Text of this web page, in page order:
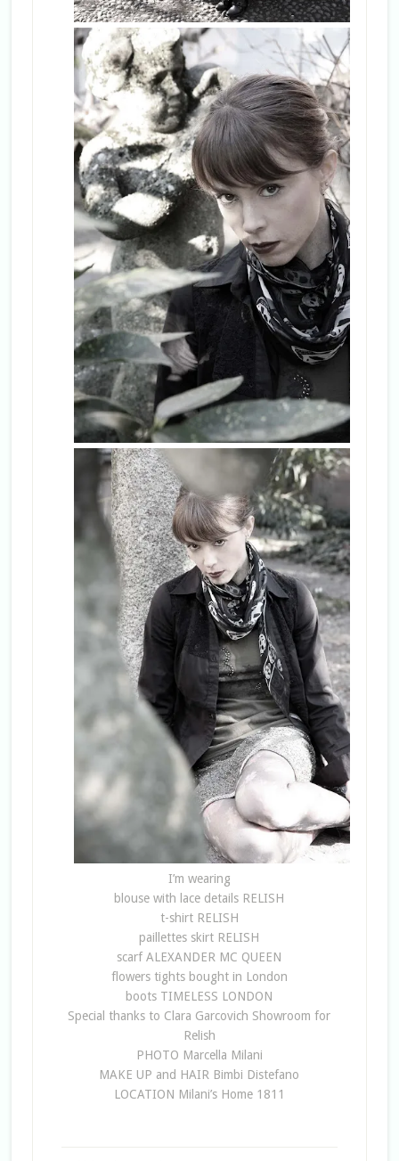
I’m wearing
blouse with lace details RELISH
t-shirt RELISH
paillettes skirt RELISH
scarf ALEXANDER MC QUEEN
flowers tights bought in London
boots TIMELESS LONDON
Special thanks to Clara Garcovich Showroom for
Relish
PHOTO Marcella Milani
MAKE UP and HAIR Bimbi Distefano
LOCATION Milani’s Home 1811